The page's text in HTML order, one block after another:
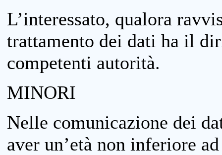
L’interessato, qualora
trattamento dei dati ha il
competenti autorità.
MINORI
Nelle comunicazione dei
aver un’età non inferiore